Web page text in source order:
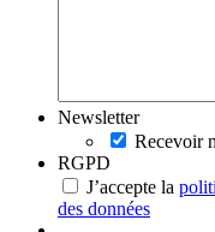
Newsletter
Recevoir
RGPD
J’accepte la
des données